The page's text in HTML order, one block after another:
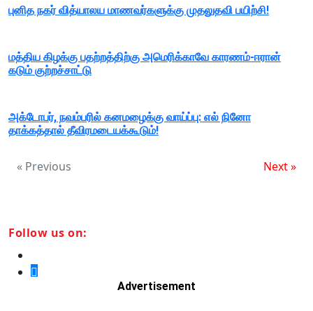
புனித நகர் வித்யாலய மாணவர்களுக்கு முதலுதவி பயிற்சி!
மத்திய கிழக்கு பதற்றத்திற்கு அமெரிக்காவே காரணம்-ஈரான்
கடும் குற்றச்சாட்டு
அக்டோபர், நவம்பரில் கனமழைக்கு வாய்ப்பு: எல் நினோ
தாக்கத்தால் தீவிரமடையக்கூடும்!
« Previous Next »
Follow us on:
Advertisement